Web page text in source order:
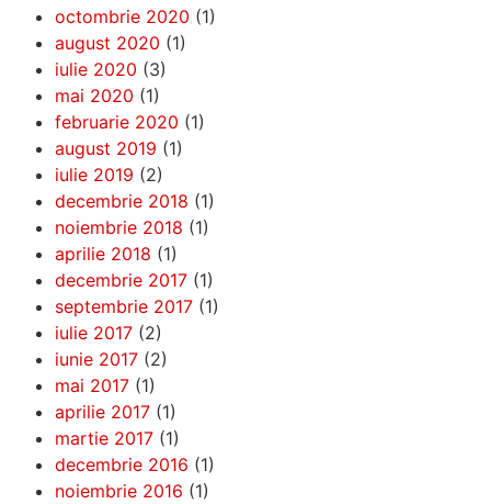
octombrie 2020 (1)
august 2020 (1)
iulie 2020 (3)
mai 2020 (1)
februarie 2020 (1)
august 2019 (1)
iulie 2019 (2)
decembrie 2018 (1)
noiembrie 2018 (1)
aprilie 2018 (1)
decembrie 2017 (1)
septembrie 2017 (1)
iulie 2017 (2)
iunie 2017 (2)
mai 2017 (1)
aprilie 2017 (1)
martie 2017 (1)
decembrie 2016 (1)
noiembrie 2016 (1)